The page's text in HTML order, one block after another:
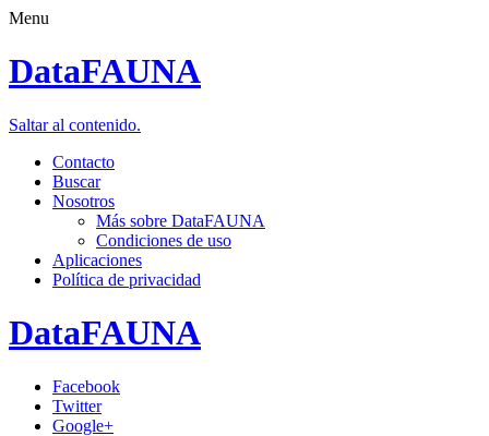
Menu
DataFAUNA
Saltar al contenido.
Contacto
Buscar
Nosotros
Más sobre DataFAUNA
Condiciones de uso
Aplicaciones
Política de privacidad
DataFAUNA
Facebook
Twitter
Google+